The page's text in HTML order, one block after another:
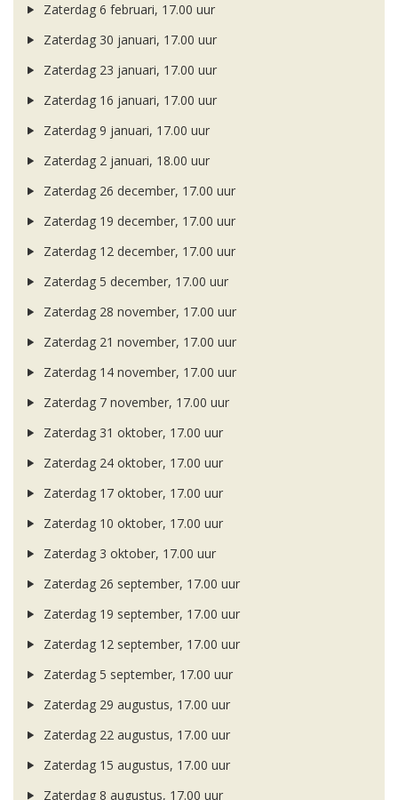
Zaterdag 6 februari, 17.00 uur
Zaterdag 30 januari, 17.00 uur
Zaterdag 23 januari, 17.00 uur
Zaterdag 16 januari, 17.00 uur
Zaterdag 9 januari, 17.00 uur
Zaterdag 2 januari, 18.00 uur
Zaterdag 26 december, 17.00 uur
Zaterdag 19 december, 17.00 uur
Zaterdag 12 december, 17.00 uur
Zaterdag 5 december, 17.00 uur
Zaterdag 28 november, 17.00 uur
Zaterdag 21 november, 17.00 uur
Zaterdag 14 november, 17.00 uur
Zaterdag 7 november, 17.00 uur
Zaterdag 31 oktober, 17.00 uur
Zaterdag 24 oktober, 17.00 uur
Zaterdag 17 oktober, 17.00 uur
Zaterdag 10 oktober, 17.00 uur
Zaterdag 3 oktober, 17.00 uur
Zaterdag 26 september, 17.00 uur
Zaterdag 19 september, 17.00 uur
Zaterdag 12 september, 17.00 uur
Zaterdag 5 september, 17.00 uur
Zaterdag 29 augustus, 17.00 uur
Zaterdag 22 augustus, 17.00 uur
Zaterdag 15 augustus, 17.00 uur
Zaterdag 8 augustus, 17.00 uur